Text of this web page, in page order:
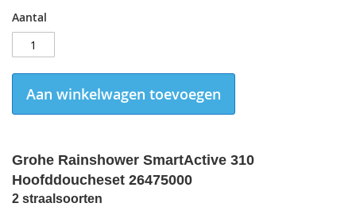
Aantal
Aan winkelwagen toevoegen
Grohe Rainshower SmartActive 310
Hoofddoucheset 26475000
2 straalsoorten
gallery